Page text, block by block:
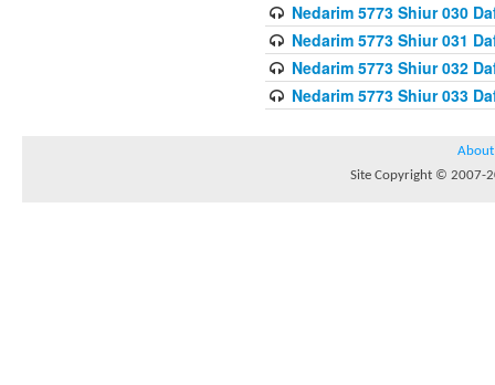
Nedarim 5773 Shiur 030
Nedarim 5773 Shiur 031
Nedarim 5773 Shiur 032
Nedarim 5773 Shiur 033
About
Site Copyright © 2007-